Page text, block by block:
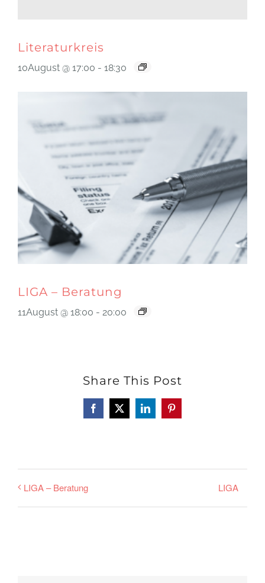
Literaturkreis
10August @ 17:00 - 18:30
LIGA – Beratung
11August @ 18:00 - 20:00
Share This Post
Facebook
X LinkedInPinterest
LIGA – Beratung LIGA